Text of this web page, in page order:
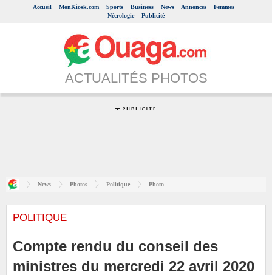
Accueil MonKiosk.com Sports Business News Annonces
Femmes
Nécrologie
Publicité
ACTUALITÉS PHOTOS
News Photos Politique Photo
POLITIQUE
Compte rendu du conseil des
ministres du mercredi 22 avril 2020